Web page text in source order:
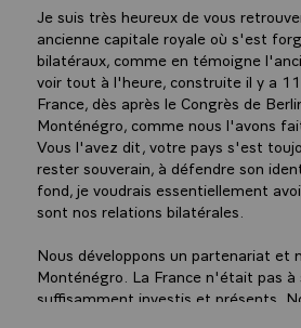
Je suis très heureux de vous
ancienne capitale royale où s'est
bilatéraux, comme en témoigne
voir tout à l'heure, construite il y a
France, dès après le Congrès de
Monténégro, comme nous l'avons
Vous l'avez dit, votre pays s'est
rester souverain, à défendre son
fond, je voudrais essentiellement
sont nos relations bilatérales.
Nous développons un partenariat et
Monténégro. La France n'était pas
suffisamment investis et présents.